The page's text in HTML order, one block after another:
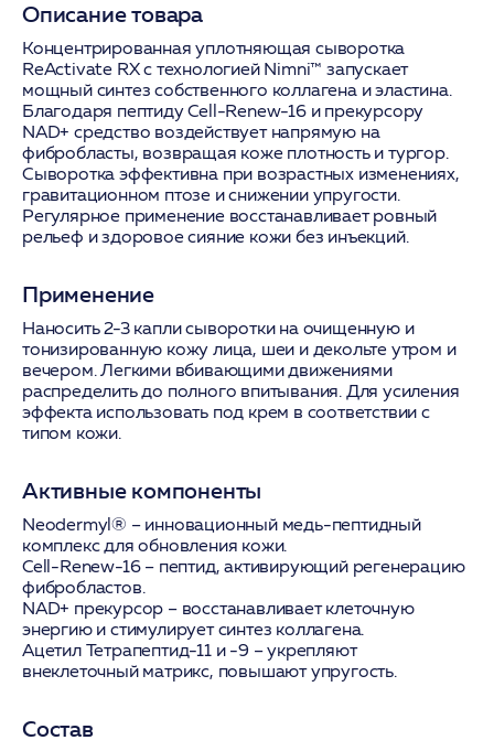
Описание товара
Концентрированная уплотняющая сыворотка
ReActivate RX с технологией Nimni™ запускает
мощный синтез собственного коллагена и эластина.
Благодаря пептиду Cell-Renew-16 и прекурсору
NAD+ средство воздействует напрямую на
фибробласты, возвращая коже плотность и тургор.
Сыворотка эффективна при возрастных изменениях,
гравитационном птозе и снижении упругости.
Регулярное применение восстанавливает ровный
рельеф и здоровое сияние кожи без инъекций.
Применение
Наносить 2-3 капли сыворотки на очищенную и
тонизированную кожу лица, шеи и декольте утром и
вечером. Легкими вбивающими движениями
распределить до полного впитывания. Для усиления
эффекта использовать под крем в соответствии с
типом кожи.
Активные компоненты
Neodermyl® – инновационный медь-пептидный
комплекс для обновления кожи.
Cell-Renew-16– пептид, активирующий регенерацию
фибробластов.
NAD+ прекурсор – восстанавливает клеточную
энергию и стимулирует синтез коллагена.
Ацетил Тетрапептид-11 и -9 – укрепляют
внеклеточный матрикс, повышают упругость.
Состав